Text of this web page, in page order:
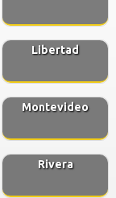
Libertad
Montevideo
Rivera